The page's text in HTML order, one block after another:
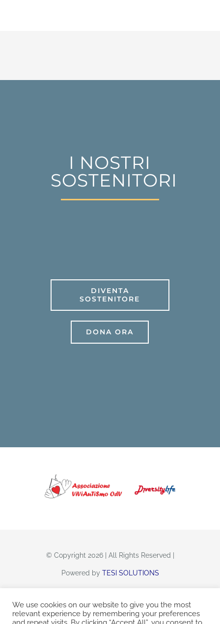
I NOSTRI
SOSTENITORI
DIVENTA
SOSTENITORE
DONA ORA
© Copyright 2026 | All Rights Reserved |
Powered by TESI SOLUTIONS
We use cookies on our website to give you the most
relevant experience by remembering your preferences
and repeat visits. By clicking “Accept All”, you consent to